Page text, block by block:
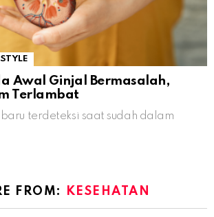
Awal Ginjal Bermasalah,
Terlambat
terdeteksi saat sudah dalam
FROM: KESEHATAN